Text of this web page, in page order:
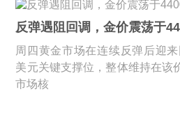
反弹遇阻回调，金价震荡于
周四黄金市场在连续反弹后迎
美元关键支撑位，整体维持在该
市场核